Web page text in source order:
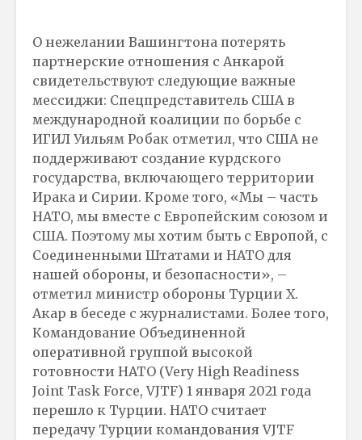
О нежелании Вашингтона потерять
партнерские отношения с Анкарой
свидетельствуют следующие важные
мессиджи: Спецпредставитель США в
международной коалиции по борьбе с
ИГИЛ Уильям Робак отметил, что США не
поддерживают создание курдского
государства, включающего территории
Ирака и Сирии. Кроме того, «Мы – часть
НАТО, мы вместе с Европейским союзом и
США. Поэтому мы хотим быть с Европой, с
Соединенными Штатами и НАТО для
нашей обороны, и безопасности», –
отметил министр обороны Турции Х.
Акар в беседе с журналистами. Более того,
Командование Объединенной
оперативной группой высокой
готовности НАТО (Very High Readiness
Joint Task Force, VJTF) 1 января 2021 года
перешло к Турции. НАТО считает
передачу Турции командования VJTF